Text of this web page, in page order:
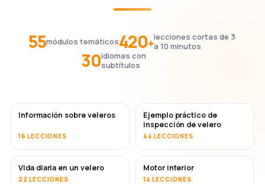
55módulos temáticos420+lecciones cortas de 3
a 10 minutos
30idiomas con
subtítulos
Información sobre veleros
16 LECCIONES
Ejemplo práctico de
inspección de velero
44 LECCIONES
Vida diaria en un velero
22 LECCIONES
Motor interior
14 LECCIONES